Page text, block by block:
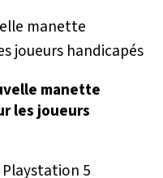
manette
les joueurs